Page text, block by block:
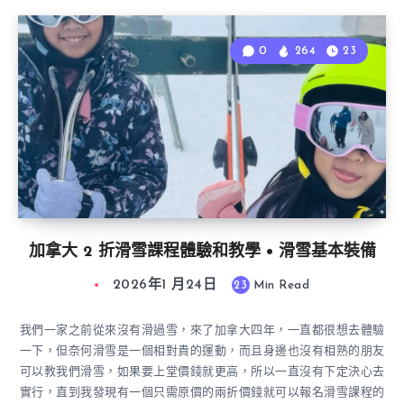
加拿大 2 折滑雪課程體驗和教學 • 滑雪基本裝備
0 264 23
2026年1 月24日 23 Min Read
我們一家之前從來沒有滑過雪，來了加拿大四年，一直都很想去體驗
一下，但奈何滑雪是一個相對貴的運動，而且身邊也沒有相熟的朋友
可以教我們滑雪，如果要上堂價錢就更高，所以一直沒有下定決心去
實行，直到我發現有一個只需原價的兩折價錢就可以報名滑雪課程的